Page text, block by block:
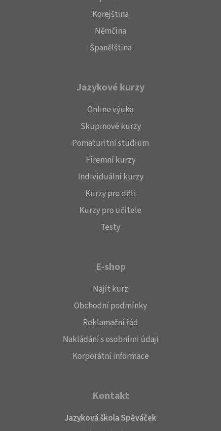
Korejština
Němčina
Španělština
Jazykové kurzy
Online výuka
Skupinové kurzy
Pomaturitní studium
Firemní kurzy
Individuální kurzy
Kurzy pro děti
Kurzy pro učitele
Testy
E-shop
Najít kurz
Obchodní podmínky
Reklamační řád
Nakládání s osobními údaji
Korporátní informace
Kontakt
Jazyková škola Spěváček